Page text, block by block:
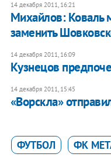
14 декабря 2011, 16:21
Михайлов: Коваль
заменить
14 декабря 2011, 16:09
Кузнецов
14 декабря 2011, 15:45
«Ворскла»
ФУТБОЛ ФК